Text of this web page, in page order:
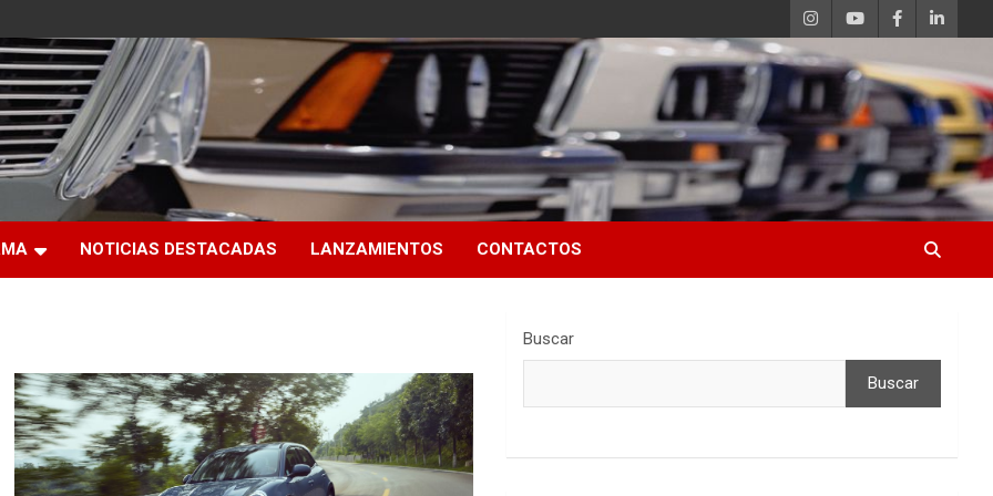
NOTICIAS DESTACADAS LANZAMIENTOS CONTACTOS
Buscar
Buscar